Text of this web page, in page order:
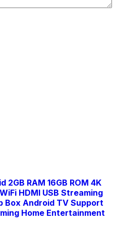
2GB RAM 16GB ROM 4K
HDMI USB Streaming
Box Android TV Support
Home Entertainment